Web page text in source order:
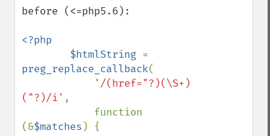
before (<=php5.6):
<?php
        $htmlString
preg_replace_callback(
'/(href="?)(\S+)
("?)/i' ,
(&$matches ) {